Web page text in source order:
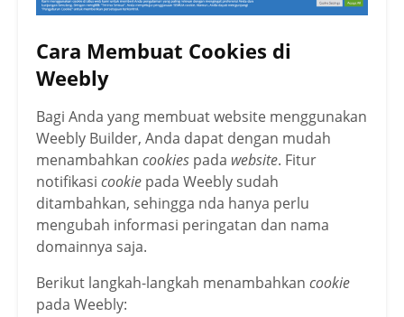
Cara Membuat Cookies di
Weebly
Bagi Anda yang membuat website menggunakan
Weebly Builder, Anda dapat dengan mudah
menambahkan cookies pada website. Fitur
notifikasi cookie pada Weebly sudah
ditambahkan, sehingga nda hanya perlu
mengubah informasi peringatan dan nama
domainnya saja.
Berikut langkah-langkah menambahkan cookie
pada Weebly: